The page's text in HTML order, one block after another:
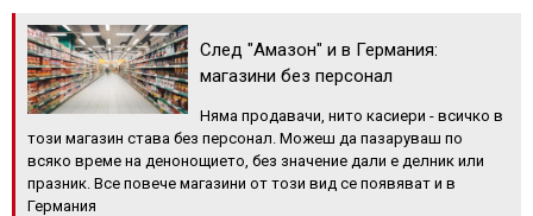
След "Амазон" и в Германия:
магазини без персонал
Няма продавачи, нито касиери - всичко в
този магазин става без персонал. Можеш да пазаруваш по
всяко време на денонощието, без значение дали е делник или
празник. Все повече магазини от този вид се появяват и в
Германия